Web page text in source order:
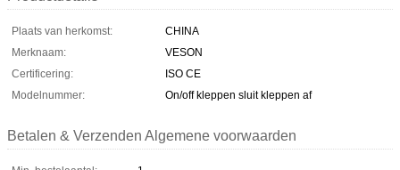
Plaats van herkomst:
CHINA
Merknaam:
VESON
Certificering:
ISO CE
Modelnummer:
On/off kleppen sluit kleppen af
Betalen & Verzenden Algemene voorwaarden